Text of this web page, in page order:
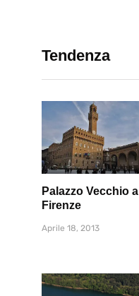
Tendenza
Palazzo Vecchio a
Firenze
Aprile 18, 2013